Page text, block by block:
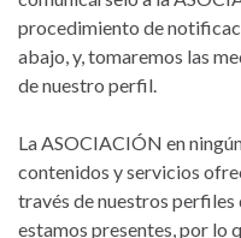
procedimiento de
abajo, y, tomaremos las
de nuestro perfil.
La ASOCIACIÓN en
contenidos y servicios
través de nuestros perfiles
estamos presentes, por lo